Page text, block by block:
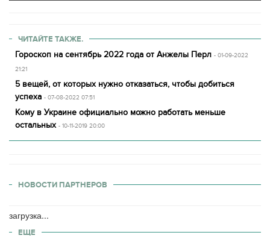
ЧИТАЙТЕ ТАКЖЕ.
Гороскоп на сентябрь 2022 года от Анжелы Перл - 01-09-2022
21:21
5 вещей, от которых нужно отказаться, чтобы добиться
успеха - 07-08-2022 07:51
Кому в Украине официально можно работать меньше
остальных - 10-11-2019 20:00
НОВОСТИ ПАРТНЕРОВ
загрузка...
ЕЩЕ